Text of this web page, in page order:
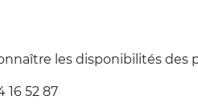
les disponibilités des
16 52 87